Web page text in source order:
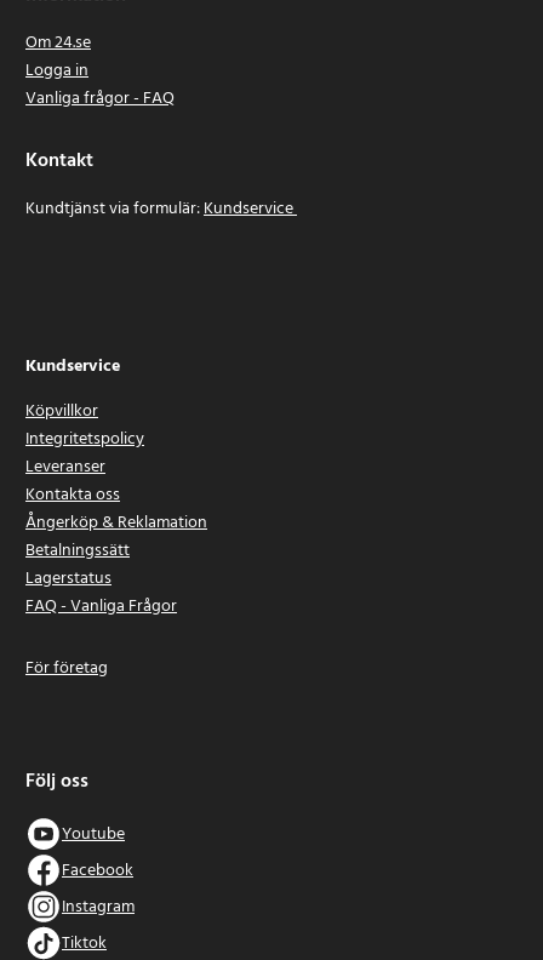
Om 24.se
Logga in
Vanliga frågor - FAQ
Kontakt
Kundtjänst via formulär:Kundservice
Kundservice
Köpvillkor
Integritetspolicy
Leveranser
Kontakta oss
Ångerköp & Reklamation
Betalningssätt
Lagerstatus
FAQ - Vanliga Frågor
För företag
Följ oss
Youtube
Facebook
Instagram
Tiktok